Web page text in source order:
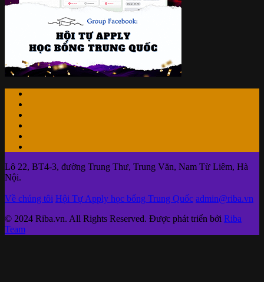
Lô 22, BT4-3, đường Trung Thư, Trung Văn, Nam Từ Liêm, Hà
Nội.
Về chúng tôi Hội Tự Apply học bổng Trung Quốc admin@riba.vn
© 2024 Riba.vn. All Rights Reserved. Được phát triển bởi Riba
Team